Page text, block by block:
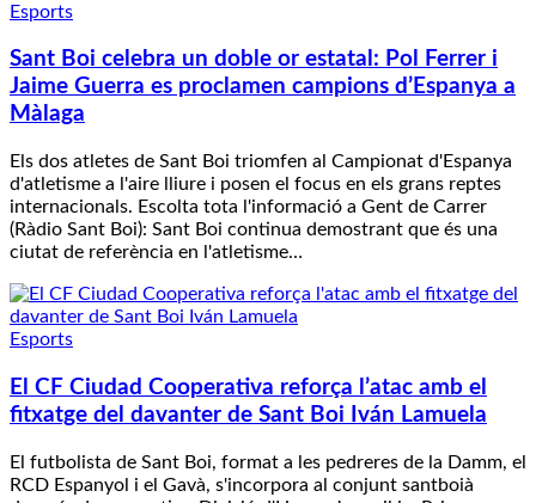
Esports
Sant Boi celebra un doble or estatal: Pol Ferrer i
Jaime Guerra es proclamen campions d’Espanya a
Màlaga
Els dos atletes de Sant Boi triomfen al Campionat d'Espanya
d'atletisme a l'aire lliure i posen el focus en els grans reptes
internacionals. Escolta tota l'informació a Gent de Carrer
(Ràdio Sant Boi): Sant Boi continua demostrant que és una
ciutat de referència en l'atletisme…
Esports
El CF Ciudad Cooperativa reforça l’atac amb el
fitxatge del davanter de Sant Boi Iván Lamuela
El futbolista de Sant Boi, format a les pedreres de la Damm, el
RCD Espanyol i el Gavà, s'incorpora al conjunt santboià